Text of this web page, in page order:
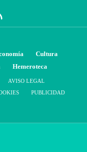
Cultura
Hemeroteca
AVISO LEGAL
PUBLICIDAD